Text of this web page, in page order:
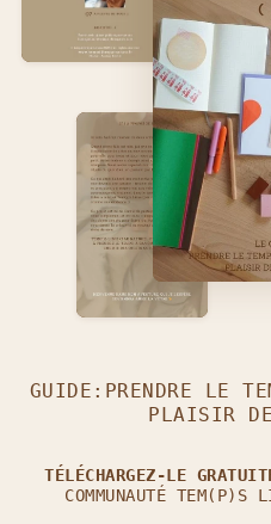
GUIDE:PRENDRE LE
PLAISIR
TÉLÉCHARGEZ-LE
COMMUNAUTÉ